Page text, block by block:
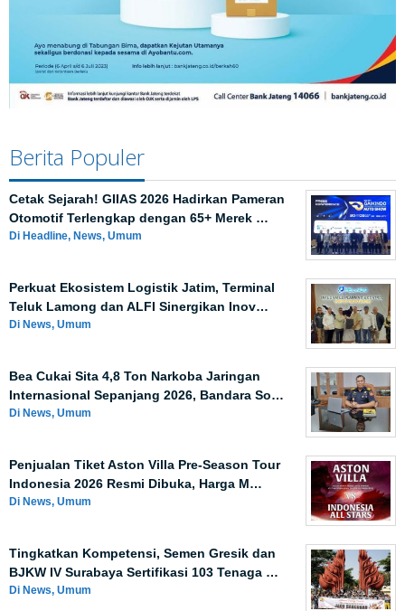
Berita Populer
Cetak Sejarah! GIIAS 2026 Hadirkan Pameran
Otomotif Terlengkap dengan 65+ Merek …
Di Headline, News, Umum
Perkuat Ekosistem Logistik Jatim, Terminal
Teluk Lamong dan ALFI Sinergikan Inov…
Di News, Umum
Bea Cukai Sita 4,8 Ton Narkoba Jaringan
Internasional Sepanjang 2026, Bandara So…
Di News, Umum
Penjualan Tiket Aston Villa Pre-Season Tour
Indonesia 2026 Resmi Dibuka, Harga M…
Di News, Umum
Tingkatkan Kompetensi, Semen Gresik dan
BJKW IV Surabaya Sertifikasi 103 Tenaga …
Di News, Umum